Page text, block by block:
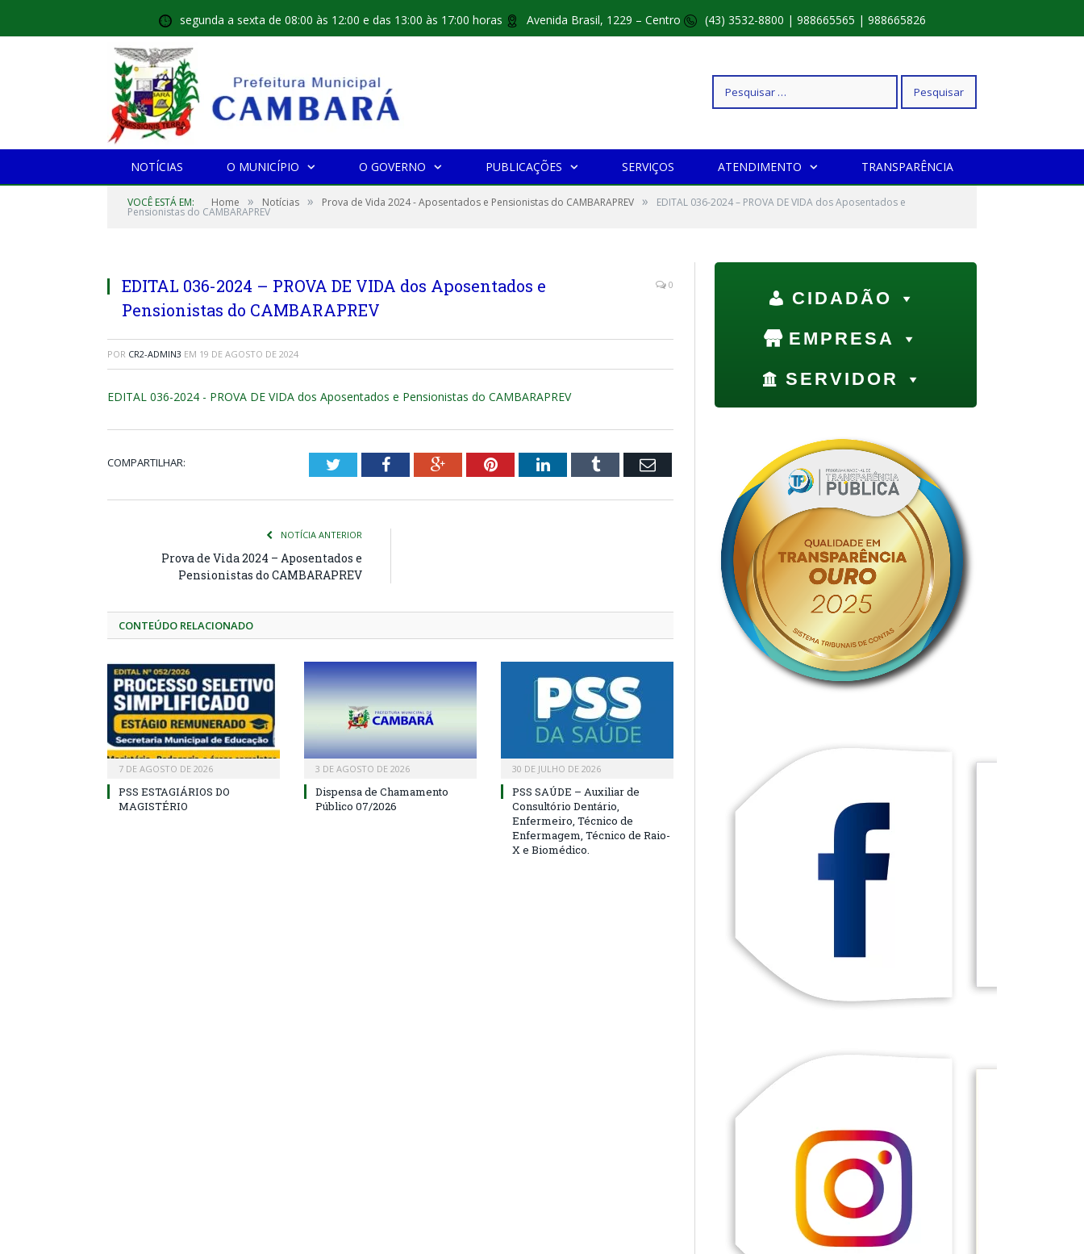
segunda a sexta de 08:00 às 12:00 e das 13:00 às 17:00 horas Avenida Brasil, 1229 – Centro (43) 3532-8800 | 988665565 | 988665826
Pesquisar
por:
NOTÍCIAS O MUNICÍPIO O GOVERNO PUBLICAÇÕES SERVIÇOS ATENDIMENTO TRANSPARÊNCIA
VOCÊ ESTÁ EM: Home » Notícias » Prova de Vida 2024 - Aposentados e Pensionistas do CAMBARAPREV » EDITAL 036-2024 – PROVA DE VIDA dos Aposentados e
Pensionistas do CAMBARAPREV
EDITAL 036-2024 – PROVA DE VIDA dos Aposentados e
Pensionistas do CAMBARAPREV
0
POR CR2-ADMIN3 EM 19 DE AGOSTO DE 2024
EDITAL 036-2024 - PROVA DE VIDA dos Aposentados e Pensionistas do CAMBARAPREV
COMPARTILHAR: TwitterFacebookGoogle+PinterestLinkedInTumblr Email
NOTÍCIA ANTERIOR
Prova de Vida 2024 – Aposentados e
Pensionistas do CAMBARAPREV
CONTEÚDO RELACIONADO
7 DE AGOSTO DE 2026
PSS ESTAGIÁRIOS DO
MAGISTÉRIO
3 DE AGOSTO DE 2026
Dispensa de Chamamento
Público 07/2026
30 DE JULHO DE 2026
PSS SAÚDE – Auxiliar de
Consultório Dentário,
Enfermeiro, Técnico de
Enfermagem, Técnico de Raio-
X e Biomédico.
CIDADÃO
EMPRESA
SERVIDOR